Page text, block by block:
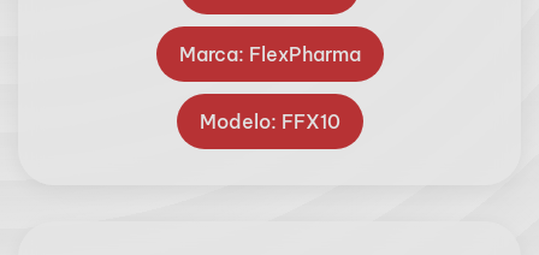
Marca: FlexPharma
Modelo: FFX10